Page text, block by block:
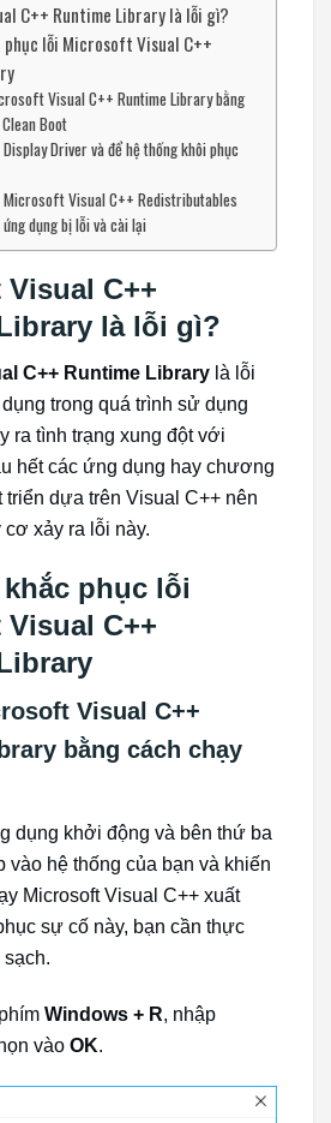
C++ Runtime Library là lỗi gì?
phục lỗi Microsoft Visual C++
Visual C++ Runtime Library bằng
Boot
Driver và để hệ thống khôi phục
Microsoft Visual C++ Redistributables
dụng bị lỗi và cài lại
C++
là lỗi gì?
C++ Runtime Library là lỗi
trong quá trình sử dụng
ra tình trạng xung đột với
hết các ứng dụng hay chương
dựa trên Visual C++ nên
xảy ra lỗi này.
khắc phục lỗi
C++
Visual C++
bằng cách chạy
dụng khởi động và bên thứ ba
vào hệ thống của bạn và khiến
Microsoft Visual C++ xuất
sự cố này, bạn cần thực
Windows + R, nhập
vào OK.